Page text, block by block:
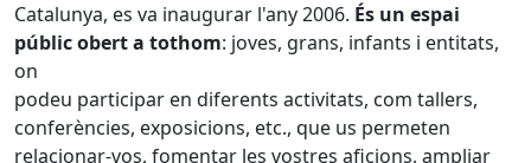
Catalunya, es va inaugurar l'any 2006. És un espai
públic obert a tothom: joves, grans, infants i entitats,
on
podeu participar en diferents activitats, com tallers,
conferències, exposicions, etc., que us permeten
relacionar-vos, fomentar les vostres aficions, ampliar